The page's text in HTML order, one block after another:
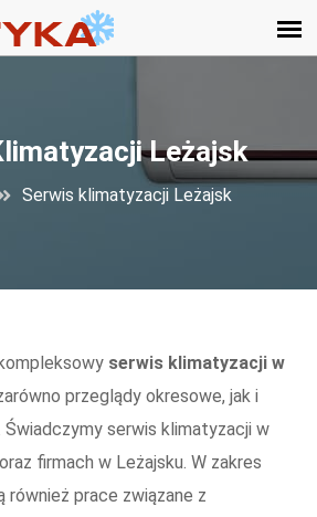
Leżajsk
Serwis klimatyzacji Leżajsk
serwis klimatyzacji w
przeglądy okresowe, jak i
Świadczymy serwis klimatyzacji w
firmach w Leżajsku. W zakres
również prace związane z